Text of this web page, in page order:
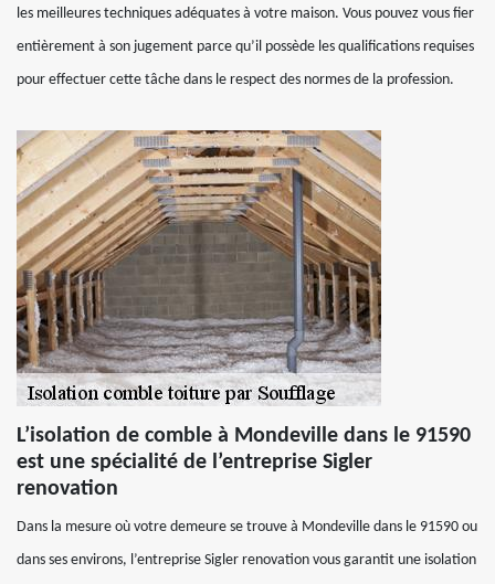
les meilleures techniques adéquates à votre maison. Vous pouvez vous fier
entièrement à son jugement parce qu’il possède les qualifications requises
pour effectuer cette tâche dans le respect des normes de la profession.
L’isolation de comble à Mondeville dans le 91590
est une spécialité de l’entreprise Sigler
renovation
Dans la mesure où votre demeure se trouve à Mondeville dans le 91590 ou
dans ses environs, l’entreprise Sigler renovation vous garantit une isolation